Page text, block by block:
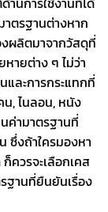
าตรฐานต่างหาก
ผลิตมาจากวัสดุที่
ายต่าง ๆ ไม่ว่า
ละการกระแทกที่
น, ไนลอน, หนัง
ค่ามาตรฐานที่
ซึ่งถ้าใครมองหา
ควรจะเลือกเคส
ฐานที่ยืนยันเรื่อง